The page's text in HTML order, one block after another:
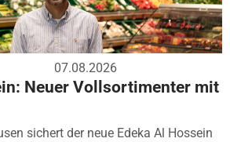
07.08.2026
Neuer Vollsortimenter mit
sichert der neue Edeka Al Hossein